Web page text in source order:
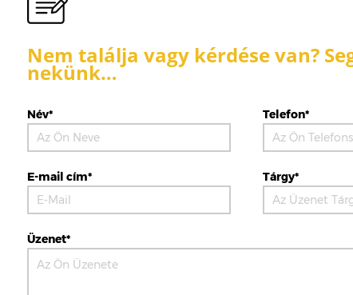
Nem találja vagy kérdése van?
nekünk…
Név* Telefon*
E-mail cím* Tárgy*
Üzenet*